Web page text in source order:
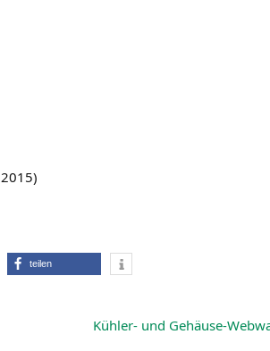
)
teilen
Kühler- und Gehäuse-